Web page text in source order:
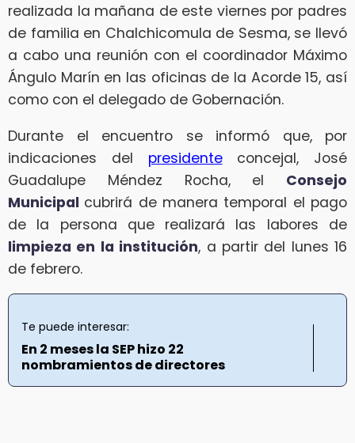
realizada la mañana de este viernes por padres
de familia en Chalchicomula de Sesma, se llevó
a cabo una reunión con el coordinador Máximo
Ángulo Marín en las oficinas de la Acorde 15, así
como con el delegado de Gobernación.
Durante el encuentro se informó que, por
indicaciones del presidenteconcejal, José
Guadalupe Méndez Rocha, el Consejo
Municipal cubrirá de manera temporal el pago
de la persona que realizará las labores de
limpieza en la institución, a partir del lunes 16
de febrero.
Te puede interesar:
En 2 meses la SEP hizo 22
nombramientos de directores